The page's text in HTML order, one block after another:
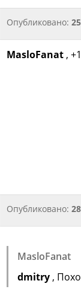
Опубликовано:
MasloFanat ,
Опубликовано:
MasloFanat
dmitry ,